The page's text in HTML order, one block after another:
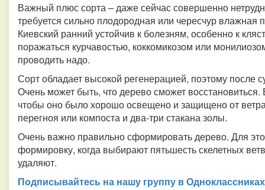
Важный плюс сорта – даже сейчас совершенно
требуется сильно плодородная или чересчур
Киевский ранний устойчив к болезням, особенно к
поражаться курчавостью, коккомикозом или
проводить надо.
Сорт обладает высокой регенерацией, поэтому после
Очень может быть, что дерево сможет
чтобы оно было хорошо освещено и защищено от
перегноя или компоста и два-три стакана золы.
Очень важно правильно сформировать дерево. Для
формировку, когда выбирают пятьшесть скелетных
удаляют.
Подписывайтесь на нашу группу в Одноклассниках